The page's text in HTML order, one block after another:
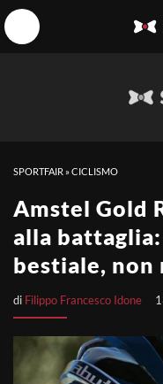
SPORTFAIR »CICLISMO
Amstel Gold
alla battaglia:
bestiale, non
di Filippo Francesco Idone